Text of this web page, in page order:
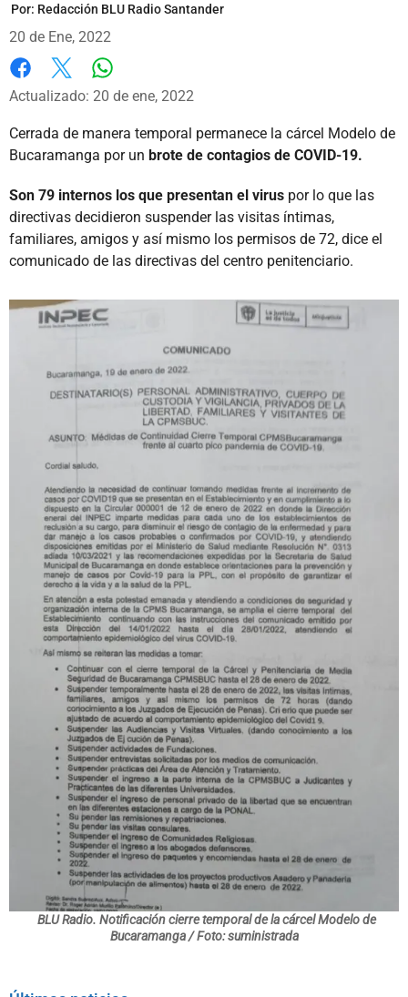
Por: Redacción BLU Radio Santander
20 de Ene, 2022
Facebook
X
Actualizado: 20 de ene, 2022
Cerrada de manera temporal permanece la cárcel Modelo de
Bucaramanga por un brote de contagios de COVID-19.
Son 79 internos los que presentan el virus por lo que las
directivas decidieron suspender las visitas íntimas,
familiares, amigos y así mismo los permisos de 72, dice el
comunicado de las directivas del centro penitenciario.
BLU Radio. Notificación cierre temporal de la cárcel Modelo de
Bucaramanga / Foto: suministrada